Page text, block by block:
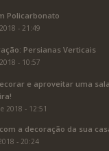
Policarbonato
- 21:49
Persianas Verticais
- 10:57
e aproveitar uma
2018 - 12:51
a decoração da sua
- 20:24